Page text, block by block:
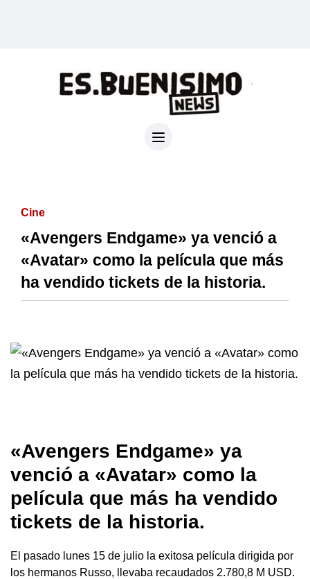
Cine
«Avengers Endgame» ya venció a
«Avatar» como la película que más
ha vendido tickets de la historia.
«Avengers Endgame» ya
venció a «Avatar» como la
película que más ha vendido
tickets de la historia.
El pasado lunes 15 de julio la exitosa película dirigida por
los hermanos Russo, llevaba recaudados 2.780,8 M USD.